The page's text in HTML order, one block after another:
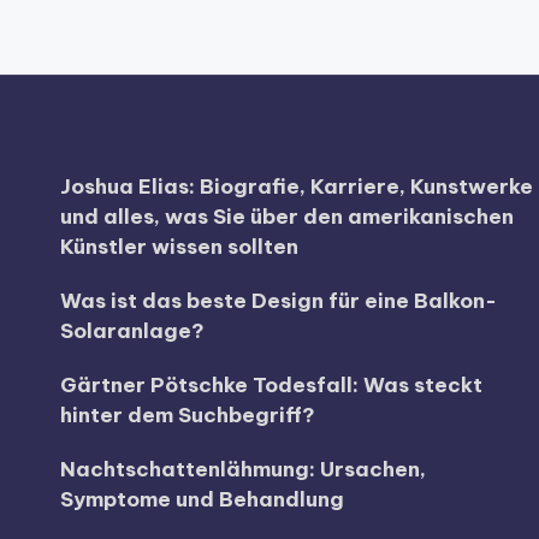
Joshua Elias: Biografie, Karriere, Kunstwerke
und alles, was Sie über den amerikanischen
Künstler wissen sollten
Was ist das beste Design für eine Balkon-
Solaranlage?
Gärtner Pötschke Todesfall: Was steckt
hinter dem Suchbegriff?
Nachtschattenlähmung: Ursachen,
Symptome und Behandlung